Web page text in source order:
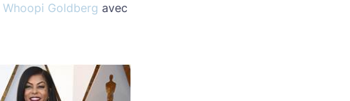
Whoopi Goldberg avec